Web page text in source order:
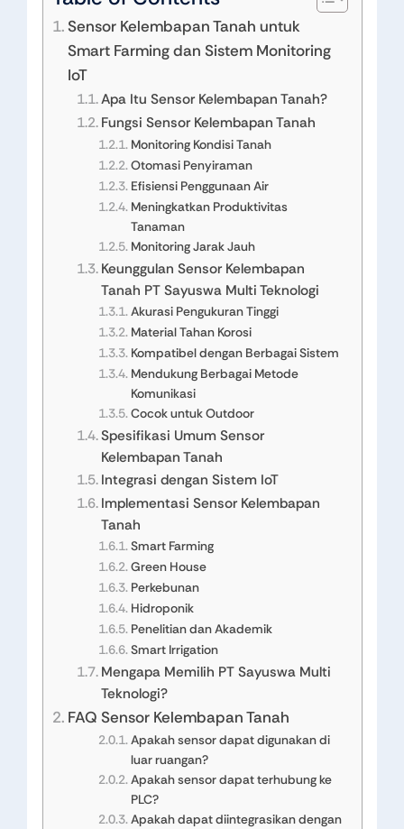
Sensor Kelembapan Tanah untuk
Smart Farming dan Sistem Monitoring
IoT
Apa Itu Sensor Kelembapan Tanah?
Fungsi Sensor Kelembapan Tanah
Monitoring Kondisi Tanah
Otomasi Penyiraman
Efisiensi Penggunaan Air
Meningkatkan Produktivitas
Tanaman
Monitoring Jarak Jauh
Keunggulan Sensor Kelembapan
Tanah PT Sayuswa Multi Teknologi
Akurasi Pengukuran Tinggi
Material Tahan Korosi
Kompatibel dengan Berbagai Sistem
Mendukung Berbagai Metode
Komunikasi
Cocok untuk Outdoor
Spesifikasi Umum Sensor
Kelembapan Tanah
Integrasi dengan Sistem IoT
Implementasi Sensor Kelembapan
Tanah
Smart Farming
Green House
Perkebunan
Hidroponik
Penelitian dan Akademik
Smart Irrigation
Mengapa Memilih PT Sayuswa Multi
Teknologi?
FAQ Sensor Kelembapan Tanah
Apakah sensor dapat digunakan di
luar ruangan?
Apakah sensor dapat terhubung ke
PLC?
Apakah dapat diintegrasikan dengan